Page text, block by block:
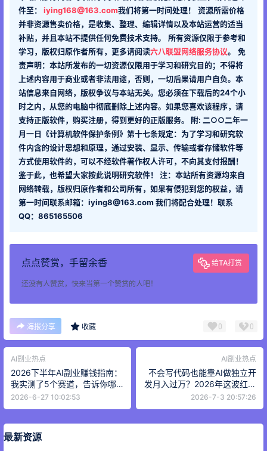
件至：
iying168@163.com我们将第一时间处理！
资源所需价格
并非资源售卖价格，是收集、整理、编辑详情以及本站运营的适当
补贴，并且本站不提供任何免费技术支持。
所有资源仅限于参考和
学习，版权归原作者所有，更多请阅读六八联盟网络服务协议。
免
责声明：本站所发布的一切资源仅限用于学习和研究目的；不得将
上述内容用于商业或者非法用途，否则，一切后果请用户自负。本
站信息来自网络，版权争议与本站无关。您必须在下载后的24个小
时之内，从您的电脑中彻底删除上述内容。如果您喜欢该程序，请
支持正版软件，购买注册，得到更好的正版服务。 附: 二○○二年一
月一日《计算机软件保护条例》第十七条规定：为了学习和研究软
件内含的设计思想和原理，通过安装、显示、传输或者存储软件等
方式使用软件的，可以不经软件著作权人许可，不向其支付报酬！
鉴于此，也希望大家按此说明研究软件！ 注：本站所有资源均来自
网络转载，版权归原作者和公司所有，如果有侵犯到您的权益，请
第一时间联系邮箱：iying8@163.com 我们将配合处理！联系
QQ：865165506
点点赞赏，手留余香 给TA打赏
还没有人赞赏，快来当第一个赞赏的人吧！
海报分享 收藏 0 0
AI副业热点
2026下半年AI副业赚钱指南：
我实测了5个赛道，告诉你哪
个真能月入过万
2026-6-27 10:02:53
AI副业热点
不会写代码也能靠AI做独立开
发月入过万？2026年这波红利
我帮你拆了个底朝天
2026-7-3 20:57:26
最新资源